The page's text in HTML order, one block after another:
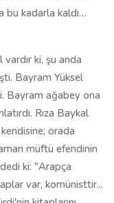
ki: "Arapça
var, komünisttir...
de Risale verdi
Uhuvvet
ben. Fakat
manasıyla
tane küçük kitap
böyle gidip
1958'e kadar da